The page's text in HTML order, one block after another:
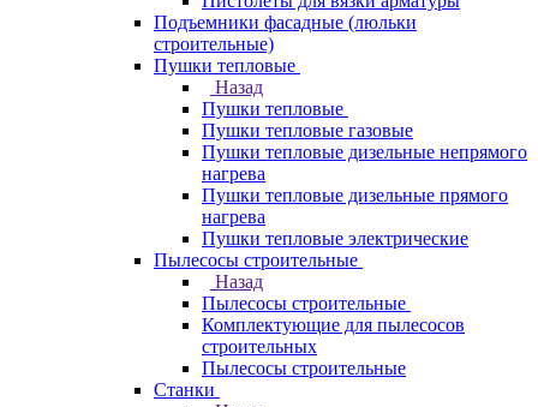
Подъемники фасадные (люльки
строительные)
Пушки тепловые
Назад
Пушки тепловые
Пушки тепловые газовые
Пушки тепловые дизельные непрямого
нагрева
Пушки тепловые дизельные прямого
нагрева
Пушки тепловые электрические
Пылесосы строительные
Назад
Пылесосы строительные
Комплектующие для пылесосов
строительных
Пылесосы строительные
Станки